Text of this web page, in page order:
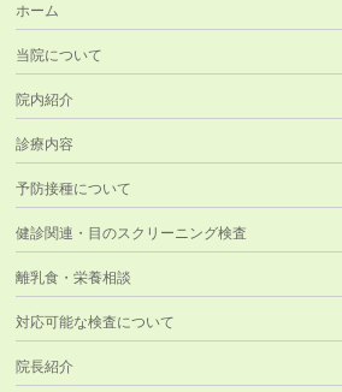
ホーム
当院について
院内紹介
診療内容
予防接種について
健診関連・目のスクリーニング検査
離乳食・栄養相談
対応可能な検査について
院長紹介